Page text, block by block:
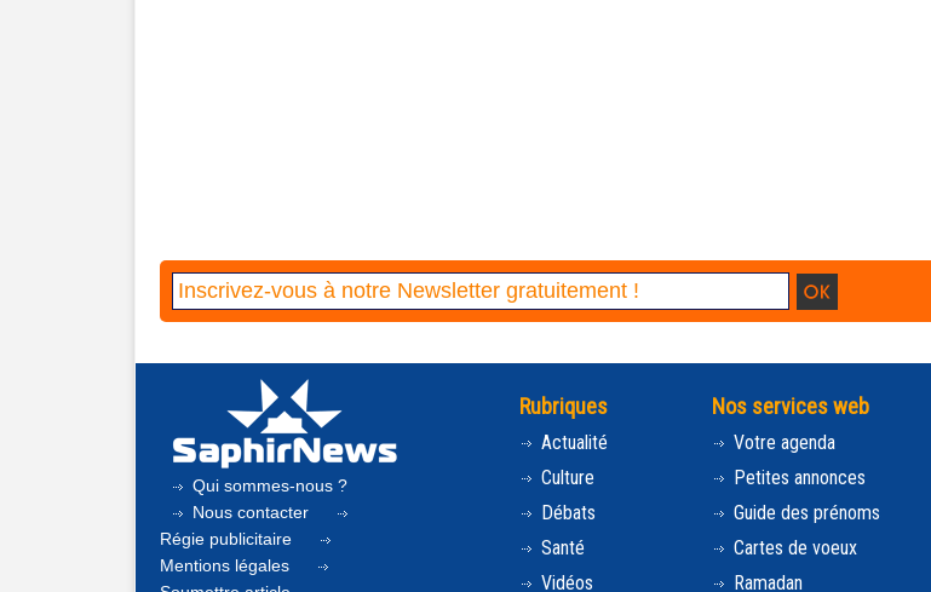
Qui sommes-nous ?
Nous contacter
Régie publicitaire
Mentions légales
Rubriques
Actualité
Culture
Débats
Santé
Vidéos
Nos services web
Votre agenda
Petites annonces
Guide des prénoms
Cartes de voeux
Ramadan